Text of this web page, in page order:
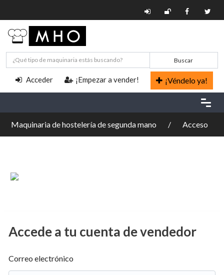
Buscar
Acceder ¡Empezar a vender! ¡Véndelo ya!
Maquinaria de hostelería de segunda mano Acceso
Accede a tu cuenta de vendedor
Correo electrónico